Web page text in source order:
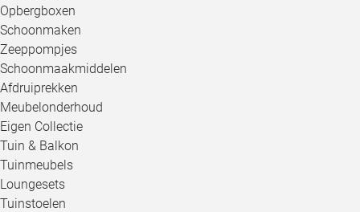
Opbergboxen
Schoonmaken
Zeeppompjes
Schoonmaakmiddelen
Afdruiprekken
Meubelonderhoud
Eigen Collectie
Tuin & Balkon
Tuinmeubels
Loungesets
Tuinstoelen